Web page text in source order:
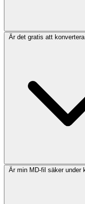
Är det gratis att
Är min MD-fil säker under